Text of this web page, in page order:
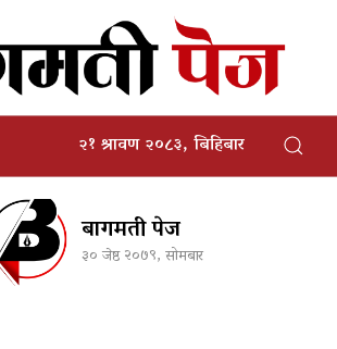
२१ श्रावण २०८३, बिहिबार
बागमती पेज
३० जेष्ठ २०७९, सोमबार